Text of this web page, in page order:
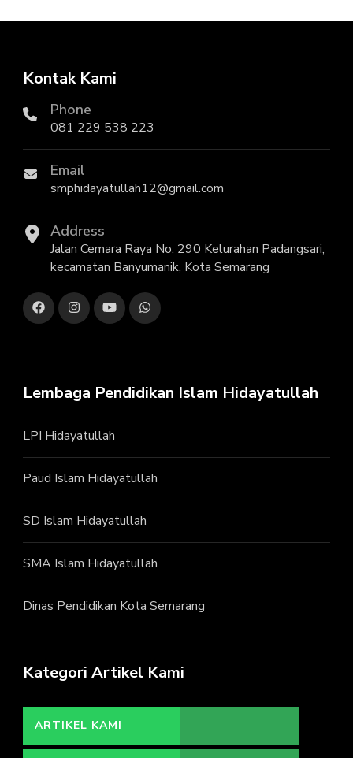
Kontak Kami
Phone
081 229 538 223
Email
smphidayatullah12@gmail.com
Address
Jalan Cemara Raya No. 290 Kelurahan Padangsari,
kecamatan Banyumanik, Kota Semarang
Lembaga Pendidikan Islam Hidayatullah
LPI Hidayatullah
Paud Islam Hidayatullah
SD Islam Hidayatullah
SMA Islam Hidayatullah
Dinas Pendidikan Kota Semarang
Kategori Artikel Kami
ARTIKEL KAMI